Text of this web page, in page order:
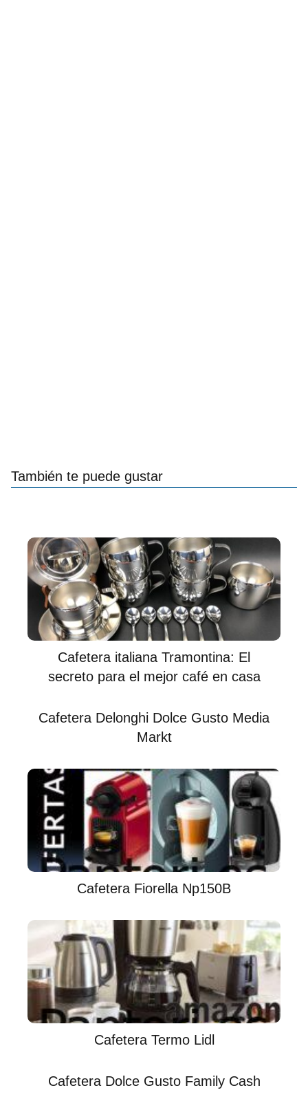
También te puede gustar
Cafetera italiana Tramontina: El
secreto para el mejor café en casa
Cafetera Delonghi Dolce Gusto Media
Markt
Cafetera Fiorella Np150B
Cafetera Termo Lidl
Cafetera Dolce Gusto Family Cash